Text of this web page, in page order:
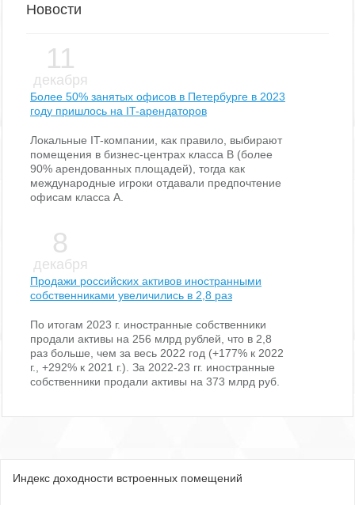
Индекс доходности встроенных помещений
Новости
11
декабря
Более 50% занятых офисов в Петербурге в 2023
году пришлось на IT-арендаторов
Локальные IT-компании, как правило, выбирают
помещения в бизнес-центрах класса В (более
90% арендованных площадей), тогда как
международные игроки отдавали предпочтение
офисам класса А.
8
декабря
Продажи российских активов иностранными
собственниками увеличились в 2,8 раз
По итогам 2023 г. иностранные собственники
продали активы на 256 млрд рублей, что в 2,8
раз больше, чем за весь 2022 год (+177% к 2022
г., +292% к 2021 г.). За 2022-23 гг. иностранные
собственники продали активы на 373 млрд руб.